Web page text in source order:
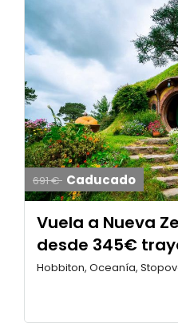
691 € Caducado
Vuela a Nueva
desde 345€
Hobbiton, Oceanía,